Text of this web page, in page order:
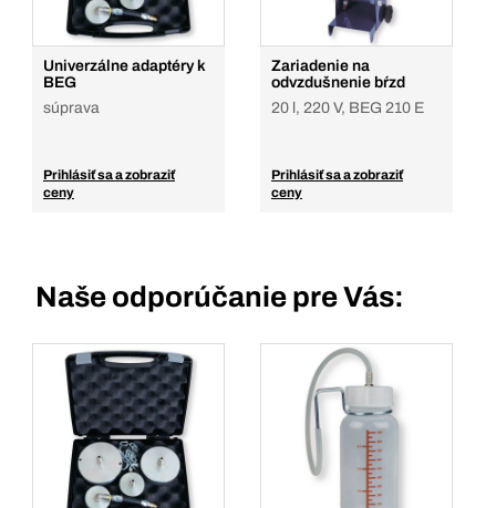
Univerzálne adaptéry k
BEG
súprava
Prihlásiť sa a zobraziť
ceny
Zariadenie na
odvzdušnenie bŕzd
20 l, 220 V, BEG 210 E
Prihlásiť sa a zobraziť
ceny
Naše odporúčanie pre Vás: